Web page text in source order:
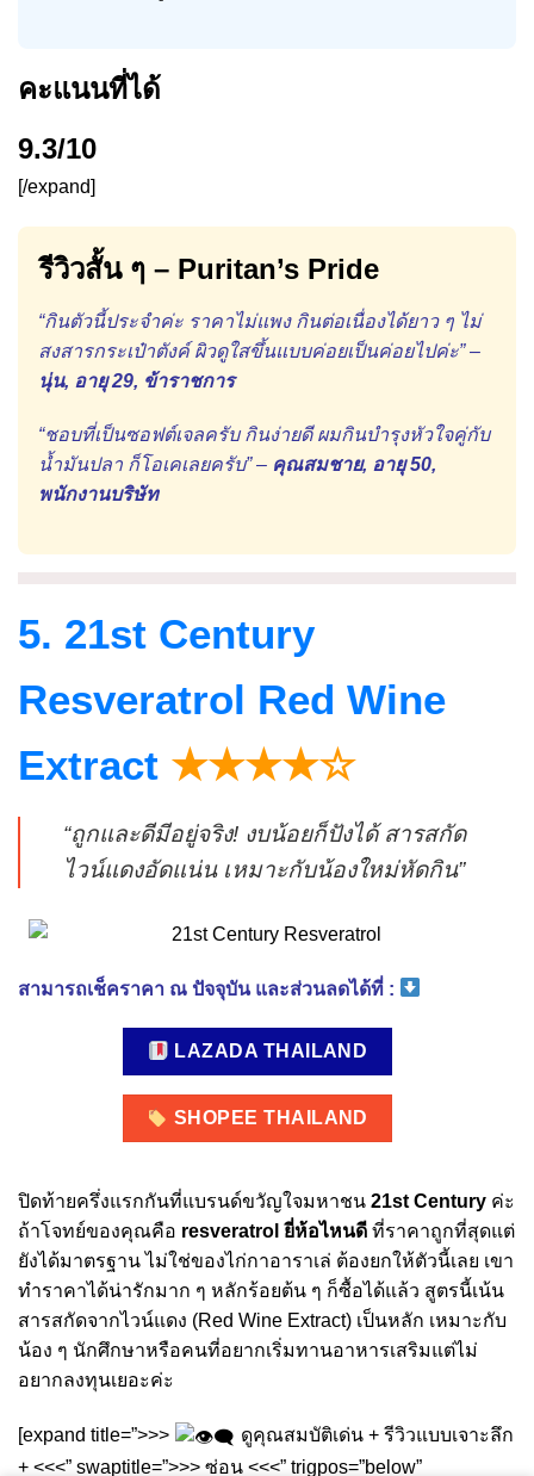
คะแนนที่ได้
9.3/10
[/expand]
รีวิวสั้น ๆ – Puritan’s Pride
“กินตัวนี้ประจำค่ะ ราคาไม่แพง กินต่อเนื่องได้ยาว ๆ ไม่
สงสารกระเป๋าตังค์ ผิวดูใสขึ้นแบบค่อยเป็นค่อยไปค่ะ” –
นุ่น, อายุ 29, ข้าราชการ
“ชอบที่เป็นซอฟต์เจลครับ กินง่ายดี ผมกินบำรุงหัวใจคู่กับ
น้ำมันปลา ก็โอเคเลยครับ” – คุณสมชาย, อายุ 50,
พนักงานบริษัท
5. 21st Century
Resveratrol Red Wine
Extract ★★★★☆
“ถูกและดีมีอยู่จริง! งบน้อยก็ปังได้ สารสกัด
ไวน์แดงอัดแน่น เหมาะกับน้องใหม่หัดกิน”
สามารถเช็คราคา ณ ปัจจุบัน และส่วนลดได้ที่ :
LAZADA THAILAND
SHOPEE THAILAND
ปิดท้ายครึ่งแรกกันที่แบรนด์ขวัญใจมหาชน 21st Century ค่ะ
ถ้าโจทย์ของคุณคือ resveratrol ยี่ห้อไหนดี ที่ราคาถูกที่สุดแต่
ยังได้มาตรฐาน ไม่ใช่ของไก่กาอาราเล่ ต้องยกให้ตัวนี้เลย เขา
ทำราคาได้น่ารักมาก ๆ หลักร้อยต้น ๆ ก็ซื้อได้แล้ว สูตรนี้เน้น
สารสกัดจากไวน์แดง (Red Wine Extract) เป็นหลัก เหมาะกับ
น้อง ๆ นักศึกษาหรือคนที่อยากเริ่มทานอาหารเสริมแต่ไม่
อยากลงทุนเยอะค่ะ
[expand title=”>>>
ดูคุณสมบัติเด่น + รีวิวแบบเจาะลึก
+ <<<” swaptitle=”>>> ซ่อน <<<” trigpos=”below”